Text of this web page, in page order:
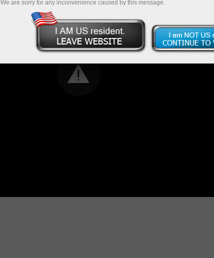
We are sorry for any inconvenience caused by this message.